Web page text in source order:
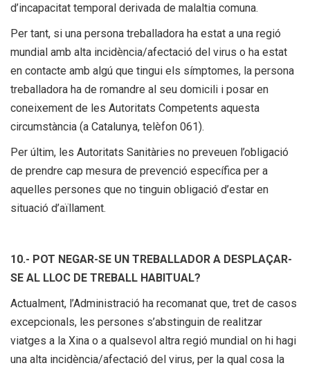
d’incapacitat temporal derivada de malaltia comuna.
Per tant, si una persona treballadora ha estat a una regió
mundial amb alta incidència/afectació del virus o ha estat
en contacte amb algú que tingui els símptomes, la persona
treballadora ha de romandre al seu domicili i posar en
coneixement de les Autoritats Competents aquesta
circumstància (a Catalunya, telèfon 061).
Per últim, les Autoritats Sanitàries no preveuen l’obligació
de prendre cap mesura de prevenció específica per a
aquelles persones que no tinguin obligació d’estar en
situació d’aïllament.
10.- POT NEGAR-SE UN TREBALLADOR A DESPLAÇAR-
SE AL LLOC DE TREBALL HABITUAL?
Actualment, l’Administració ha recomanat que, tret de casos
excepcionals, les persones s’abstinguin de realitzar
viatges a la Xina o a qualsevol altra regió mundial on hi hagi
una alta incidència/afectació del virus, per la qual cosa la